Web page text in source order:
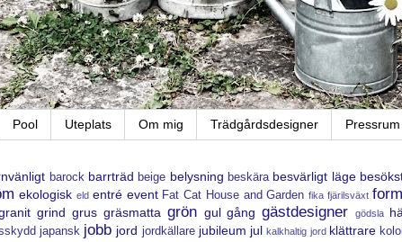
Pool Uteplats Om mig Trädgårdsdesigner Pressrum
barock barrträd beige belysning beskära besvärligt läge
ekologisk eld entré event Fat Cat House and Garden fika fjärilsväxt
grind grus gräsmatta grön gul gång gästdesigner gödsla
japansk jobb jord jordkällare jubileum jul kalkhaltig jord klättrare